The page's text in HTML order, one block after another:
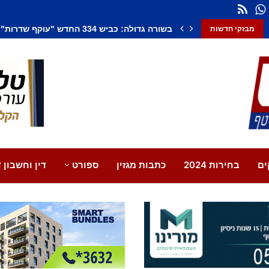
מבזקי חדשות בשורה גדולה: כביש 334 החדש "עוקף שדרות" נפתח במלואו
בחירות 2024 כתבות מגזין ספורט דין וחשבון